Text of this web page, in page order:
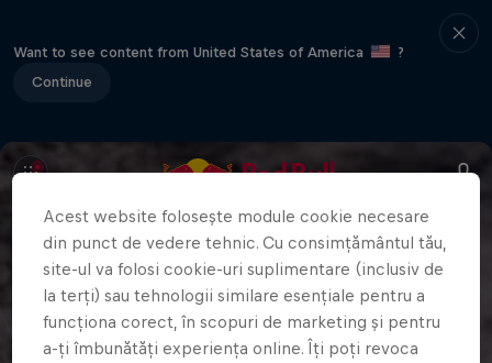
Want to see content from United States of America
?
Continue
Acest website folosește module cookie necesare
din punct de vedere tehnic. Cu consimțământul tău,
site-ul va folosi cookie-uri suplimentare (inclusiv de
la terți) sau tehnologii similare esențiale pentru a
funcționa corect, în scopuri de marketing și pentru
a-ți îmbunătăți experiența online. Îți poți revoca